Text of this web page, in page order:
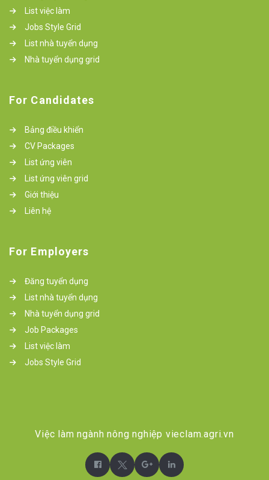
List việc làm
Jobs Style Grid
List nhà tuyển dụng
Nhà tuyển dụng grid
For Candidates
Bảng điều khiển
CV Packages
List ứng viên
List ứng viên grid
Giới thiệu
Liên hệ
For Employers
Đăng tuyển dụng
List nhà tuyển dụng
Nhà tuyển dụng grid
Job Packages
List việc làm
Jobs Style Grid
Việc làm ngành nông nghiệp vieclam.agri.vn